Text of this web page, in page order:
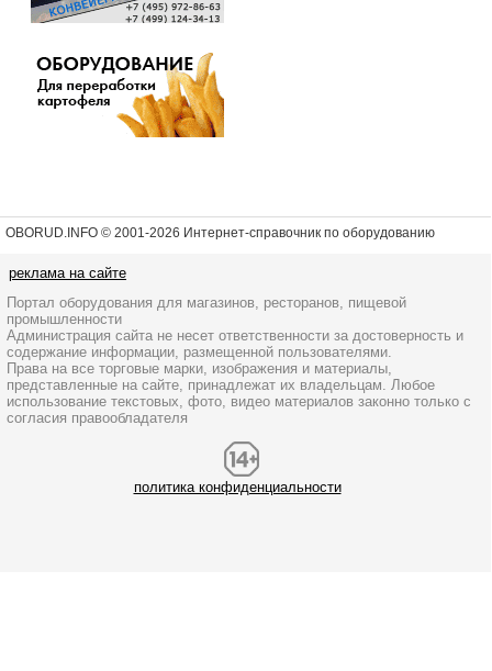
OBORUD.INFO © 2001-2026 Интернет-справочник по оборудованию
реклама на сайте
Портал оборудования для магазинов, ресторанов, пищевой
промышленности
Администрация сайта не несет ответственности за достоверность и
содержание информации, размещенной пользователями.
Права на все торговые марки, изображения и материалы,
представленные на сайте, принадлежат их владельцам. Любое
использование текстовых, фото, видео материалов законно только с
согласия правообладателя
политика конфиденциальности